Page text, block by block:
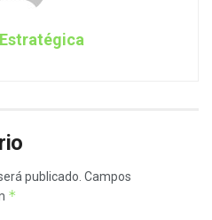
publicado. Campos
*